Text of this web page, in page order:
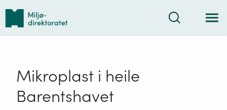
Tilbake
forsiden
Søk
Mikroplast i heile
Barentshavet